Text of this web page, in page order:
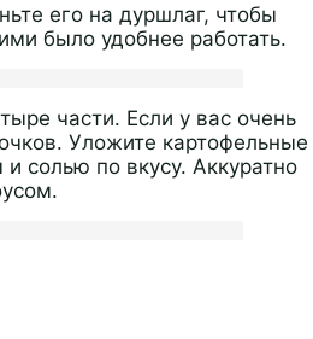
его на дуршлаг, чтобы
было удобнее работать.
части. Если у вас очень
Уложите картофельные
солью по вкусу. Аккуратно